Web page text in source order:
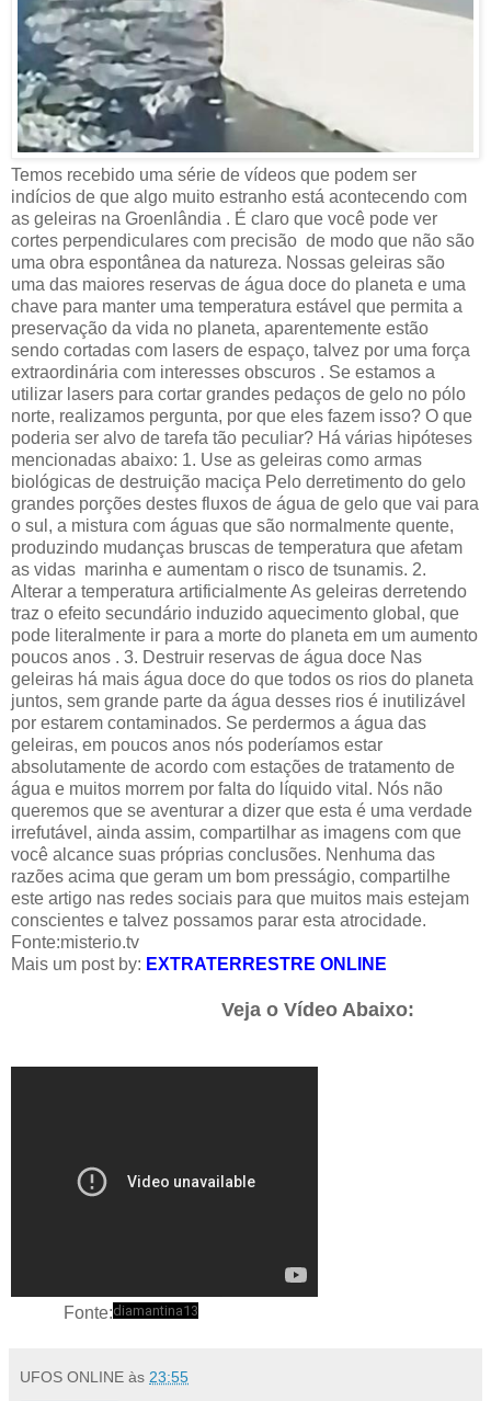
Temos recebido uma série de vídeos que podem ser
indícios de que algo muito estranho está acontecendo com
as geleiras na Groenlândia . É claro que você pode ver
cortes perpendiculares com precisão de modo que não são
uma obra espontânea da natureza. Nossas geleiras são
uma das maiores reservas de água doce do planeta e uma
chave para manter uma temperatura estável que permita a
preservação da vida no planeta, aparentemente estão
sendo cortadas com lasers de espaço, talvez por uma força
extraordinária com interesses obscuros . Se estamos a
utilizar lasers para cortar grandes pedaços de gelo no pólo
norte, realizamos pergunta, por que eles fazem isso? O que
poderia ser alvo de tarefa tão peculiar? Há várias hipóteses
mencionadas abaixo: 1. Use as geleiras como armas
biológicas de destruição maciça Pelo derretimento do gelo
grandes porções destes fluxos de água de gelo que vai para
o sul, a mistura com águas que são normalmente quente,
produzindo mudanças bruscas de temperatura que afetam
as vidas marinha e aumentam o risco de tsunamis. 2.
Alterar a temperatura artificialmente As geleiras derretendo
traz o efeito secundário induzido aquecimento global, que
pode literalmente ir para a morte do planeta em um aumento
poucos anos . 3. Destruir reservas de água doce Nas
geleiras há mais água doce do que todos os rios do planeta
juntos, sem grande parte da água desses rios é inutilizável
por estarem contaminados. Se perdermos a água das
geleiras, em poucos anos nós poderíamos estar
absolutamente de acordo com estações de tratamento de
água e muitos morrem por falta do líquido vital. Nós não
queremos que se aventurar a dizer que esta é uma verdade
irrefutável, ainda assim, compartilhar as imagens com que
você alcance suas próprias conclusões. Nenhuma das
razões acima que geram um bom presságio, compartilhe
este artigo nas redes sociais para que muitos mais estejam
conscientes e talvez possamos parar esta atrocidade.
Fonte:misterio.tv
Mais um post by: EXTRATERRESTRE ONLINE
Veja o Vídeo Abaixo:
Fonte:diamantina13
UFOS ONLINE às 23:55